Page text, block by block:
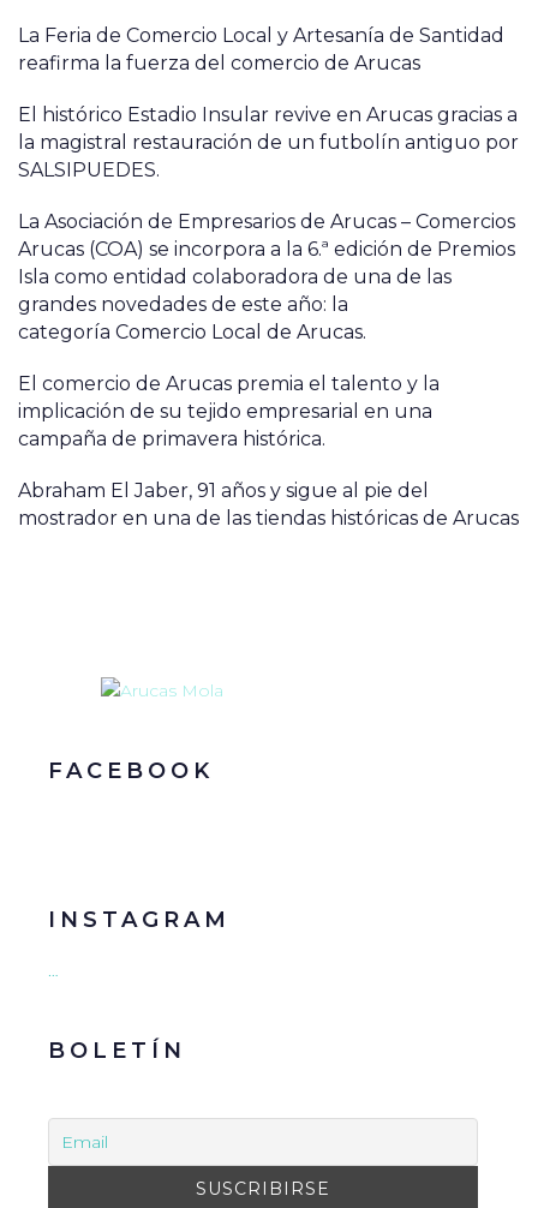
La Feria de Comercio Local y Artesanía de Santidad
reafirma la fuerza del comercio de Arucas
El histórico Estadio Insular revive en Arucas gracias a
la magistral restauración de un futbolín antiguo por
SALSIPUEDES.
La Asociación de Empresarios de Arucas – Comercios
Arucas (COA) se incorpora a la 6.ª edición de Premios
Isla como entidad colaboradora de una de las
grandes novedades de este año: la
categoría Comercio Local de Arucas.
El comercio de Arucas premia el talento y la
implicación de su tejido empresarial en una
campaña de primavera histórica.
Abraham El Jaber, 91 años y sigue al pie del
mostrador en una de las tiendas históricas de Arucas
FACEBOOK
INSTAGRAM
…
BOLETÍN